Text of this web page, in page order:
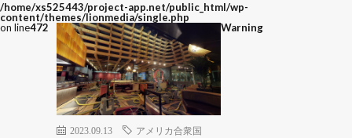
/home/xs525443/project-app.net/public_html/wp-
content/themes/lionmedia/single.php
on line472
2023.09.13 アメリカ合衆国
Warning